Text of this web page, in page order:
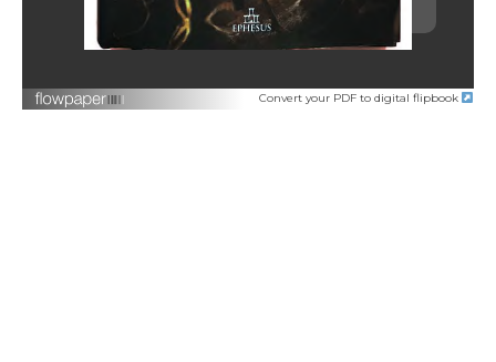
Convert your PDF to digital flipbook